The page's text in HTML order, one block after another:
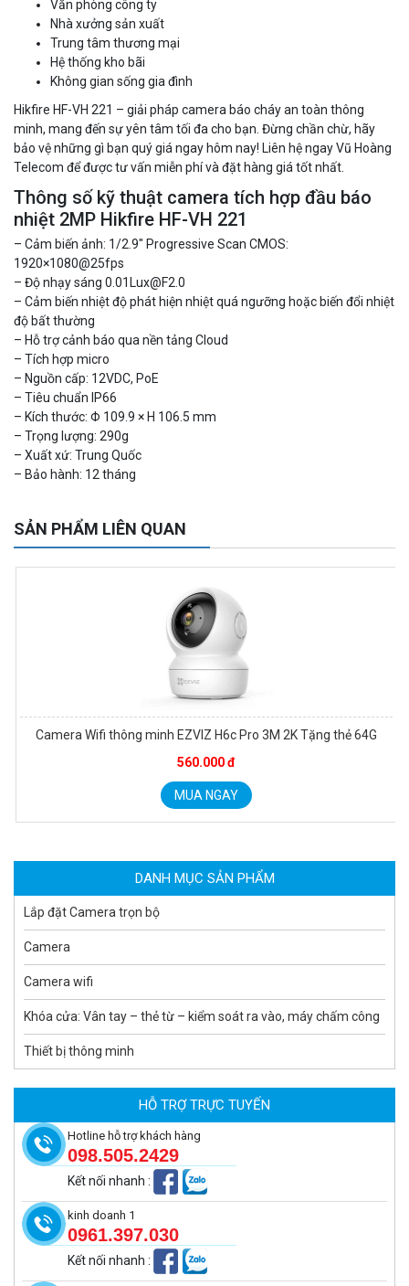
Văn phòng công ty
Nhà xưởng sản xuất
Trung tâm thương mại
Hệ thống kho bãi
Không gian sống gia đình
Hikfire HF-VH 221 – giải pháp camera báo cháy an toàn thông
minh, mang đến sự yên tâm tối đa cho bạn. Đừng chần chừ, hãy
bảo vệ những gì bạn quý giá ngay hôm nay! Liên hệ ngay Vũ Hoàng
Telecom để được tư vấn miễn phí và đặt hàng giá tốt nhất.
Thông số kỹ thuật camera tích hợp đầu báo
nhiệt 2MP Hikfire HF-VH 221
– Cảm biến ảnh: 1/2.9″ Progressive Scan CMOS:
1920×1080@25fps
– Độ nhạy sáng 0.01Lux@F2.0
– Cảm biến nhiệt độ phát hiện nhiệt quá ngưỡng hoặc biến đổi nhiệt
độ bất thường
– Hỗ trợ cảnh báo qua nền tảng Cloud
– Tích hợp micro
– Nguồn cấp: 12VDC, PoE
– Tiêu chuẩn IP66
– Kích thước: Φ 109.9 × H 106.5 mm
– Trọng lượng: 290g
– Xuất xứ: Trung Quốc
– Bảo hành: 12 tháng
SẢN PHẨM LIÊN QUAN
Camera Wifi thông minh EZVIZ H6c Pro 3M 2K Tặng thẻ 64G
560.000 đ
MUA NGAY
DANH MỤC SẢN PHẨM
Lắp đặt Camera trọn bộ
Camera
Camera wifi
Khóa cửa: Vân tay – thẻ từ – kiểm soát ra vào, máy chấm công
Thiết bị thông minh
HỖ TRỢ TRỰC TUYẾN
Hotline hỗ trợ khách hàng
098.505.2429
Kết nối nhanh :
kinh doanh 1
0961.397.030
Kết nối nhanh :
Camera WiFi quay quét thông minh 2MP EZVIZ H8C
1.670.000 đ 909.000 đ
MUA NGAY
Camera WiFi EZVIZ H8C 2K 4MP tích hợp Ai thông minh
Camera WiFi quay quét ngoài trời EZVIZ H8 Pro 3K
Camera tích hợp đầu báo nhiệt 2MP Hikfire HF-VH 221
1.679.000 đ
MUA NGAY